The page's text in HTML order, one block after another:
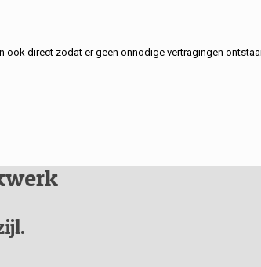
ook direct zodat er geen onnodige vertragingen